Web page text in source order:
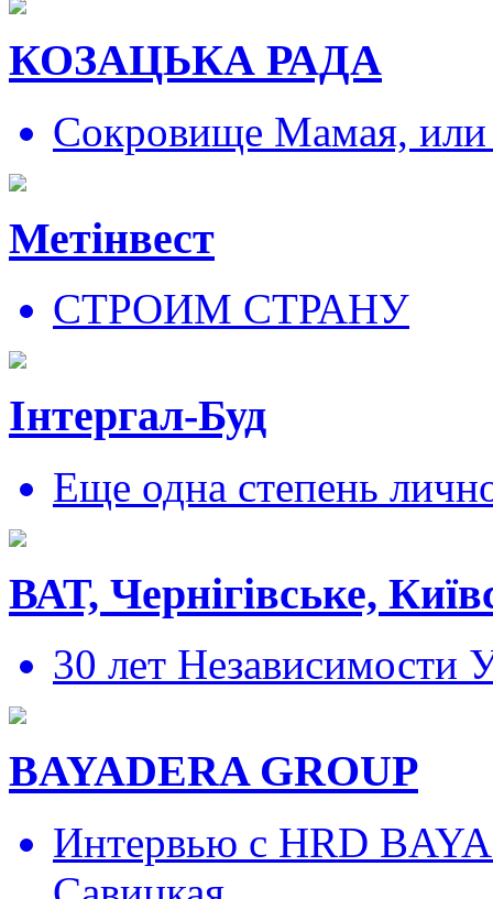
КОЗАЦЬКА РАДА
Сокровище Мамая, или
Метінвест
СТРОИМ СТРАНУ
Інтергал-Буд
Еще одна степень
ВАТ, Чернігівське,
30 лет Независимости
BAYADERA GROUP
Интервью с HRD